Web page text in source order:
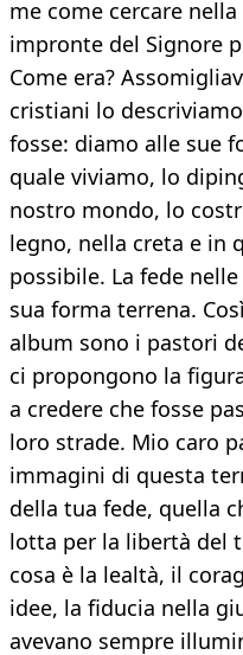
me come cercare
impronte del Signore
Come era?
cristiani lo
fosse: diamo alle sue
quale viviamo, lo
nostro mondo, lo
legno, nella creta e in
possibile. La fede
sua forma terrena.
album sono i pastori
ci propongono la
a credere che fosse
loro strade. Mio caro
immagini di questa
della tua fede, quella
lotta per la libertà del
cosa è la lealtà, il
idee, la fiducia nella
avevano sempre